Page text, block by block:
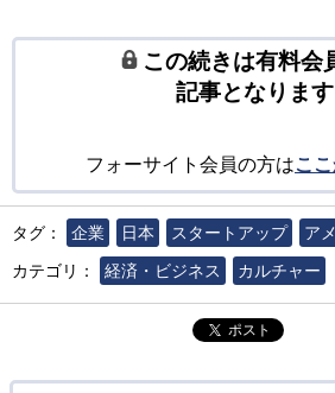
この続きは有料会
記事となります
フォーサイト会員の方はこ
タグ： 企業 日本 スタートアップ
ア
カテゴリ：
経済・ビジネス カルチャー
ポスト